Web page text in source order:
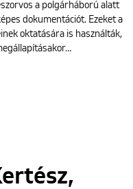
a polgárháború alatt
dokumentációt. Ezeket a
oktatására is használták,